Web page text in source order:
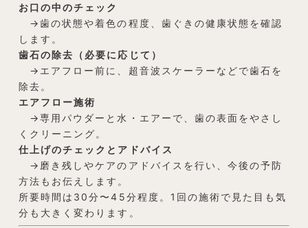
お口の中のチェック
→歯の状態や着色の程度、歯ぐきの健康状態を確認
します。
歯石の除去（必要に応じて）
→エアフロー前に、超音波スケーラーなどで歯石を
除去。
エアフロー施術
→専用パウダーと水・エアーで、歯の表面をやさし
くクリーニング。
仕上げのチェックとアドバイス
→磨き残しやケアのアドバイスを行い、今後の予防
方法もお伝えします。
所要時間は30分〜45分程度。1回の施術で見た目も気
分も大きく変わります。